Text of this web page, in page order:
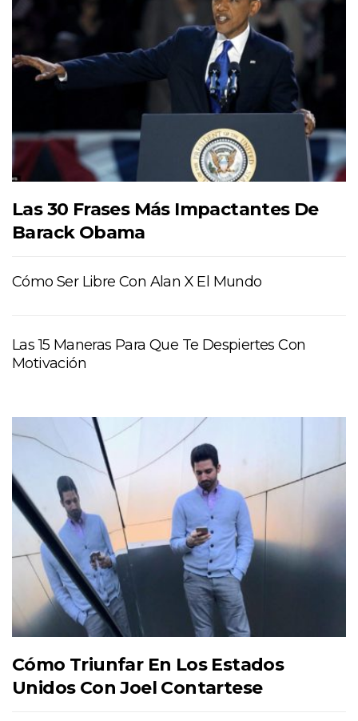
Las 30 Frases Más Impactantes De
Barack Obama
Cómo Ser Libre Con Alan X El Mundo
Las 15 Maneras Para Que Te Despiertes Con
Motivación
Cómo Triunfar En Los Estados
Unidos Con Joel Contartese